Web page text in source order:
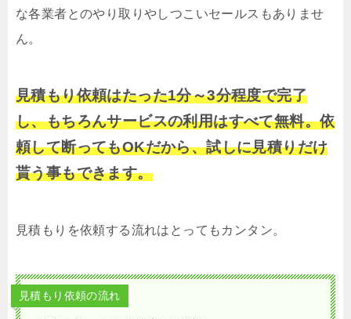
な各業者とのやり取りやしつこいセールスもありませ
ん。
見積もり依頼はたった1分～3分程度で完了
し、もちろんサービスの利用はすべて無料。依
頼して断ってもOKだから、試しに見積りだけ
貰う事もできます。
見積もりを依頼する流れはとってもカンタン。
見積もり依頼の流れ